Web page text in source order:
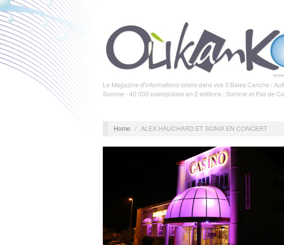
Le Magazine d'informations loisirs dans vos 3 Baies Canche /
Somme - 40 000 exemplaires en 2 éditions : Somme et Pas de
Home / ALEX HAUCHARD ET SONIA EN CONCERT